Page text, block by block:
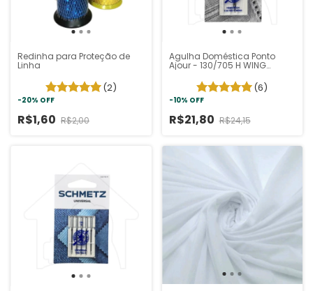
Redinha para Proteção de
Linha
(2)
-20% OFF
R$1,60 R$2,00
Agulha Doméstica Ponto
Ajour - 130/705 H WING
(6)
-10% OFF
R$21,80 R$24,15